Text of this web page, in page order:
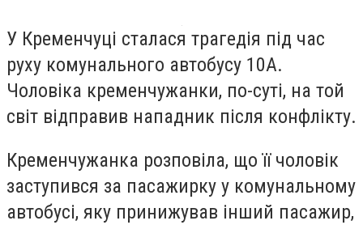
У Кременчуці сталася трагедія під час
руху комунального автобусу 10А.
Чоловіка кременчужанки, по-суті, на той
світ відправив нападник після конфлікту.
Кременчужанка розповіла, що її чоловік
заступився за пасажирку у комунальному
автобусі, яку принижував інший пасажир,